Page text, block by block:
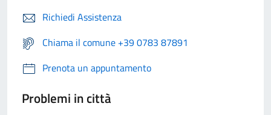
Richiedi Assistenza
Chiama il comune +39 0783 87891
Prenota un appuntamento
Problemi in città